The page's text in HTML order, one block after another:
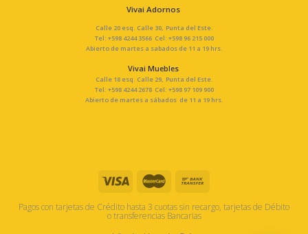
Vivai Adornos
Calle 20 esq. Calle 30, Punta del Este.
Tel: +598 4244 3566 Cel: +598 96 215 000
Abierto de martes a sabados de 11 a 19 hrs.
Vivai Muebles
Calle 18 esq. Calle 29, Punta del Este.
Tel: +598 4244 2678 Cel: +598 97 109 900
Abierto de martes a sábados de 11 a 19 hrs.
Pagos con tarjetas de Crédito hasta 3 cuotas sin recargo, tarjetas de Débito
o transferencias Bancarias